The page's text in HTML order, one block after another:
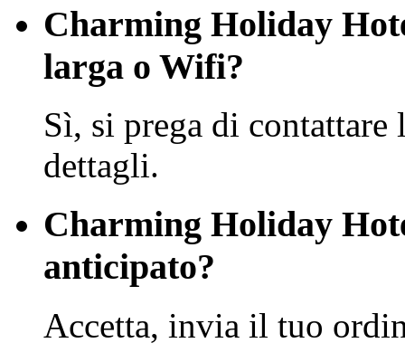
Charming Holiday
larga o Wifi?
Sì, si prega di
dettagli.
Charming Holiday
anticipato?
Accetta, invia il tuo